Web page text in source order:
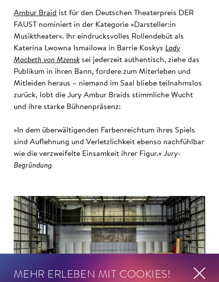
Ambur Braid ist für den Deutschen Theaterpreis DER
FAUST nominiert in der Kategorie »Darsteller:in
Musiktheater«. Ihr eindrucksvolles Rollendebüt als
Katerina Lwowna Ismailowa in Barrie Koskys Lady
Macbeth von Mzensk sei jederzeit authentisch, ziehe das
Publikum in ihren Bann, fordere zum Miterleben und
Mitleiden heraus – niemand im Saal bliebe teilnahmslos
zurück, lobt die Jury Ambur Braids stimmliche Wucht
und ihre starke Bühnenpräsenz:
»In dem überwältigenden Farbenreichtum ihres Spiels
sind Auflehnung und Verletzlichkeit ebenso nachfühlbar
wie die verzweifelte Einsamkeit ihrer Figur.« Jury-
Begründung
MEHR ERLEBEN MIT COOKIES!